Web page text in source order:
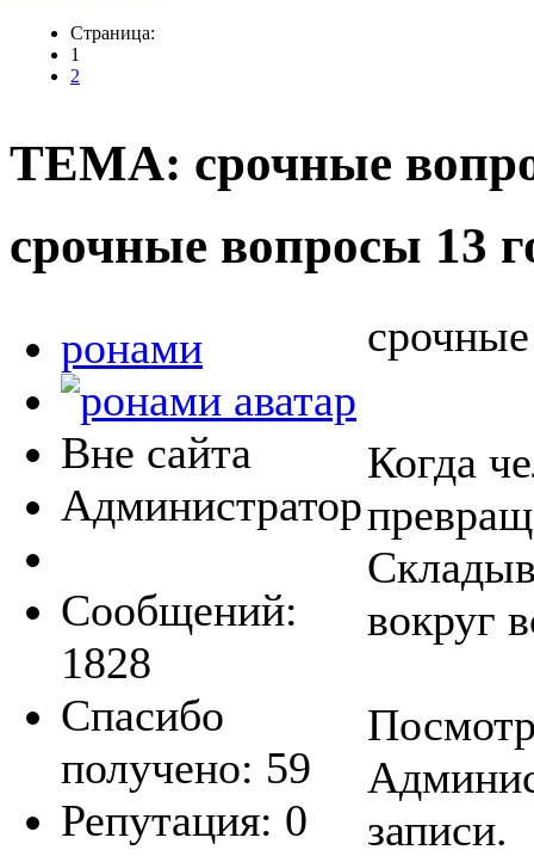
Страница:
1
2
ТЕМА: срочные
срочные вопросы 13
ронами
Вне сайта
Администратор
Сообщений:
1828
Спасибо
получено: 59
Репутация: 0
Когда
вокруг
записи.